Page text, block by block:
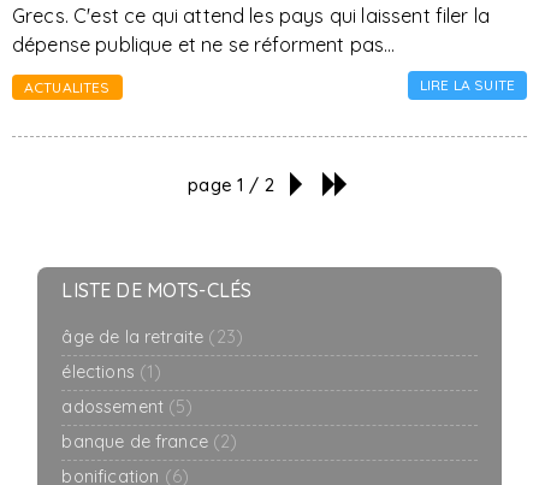
Grecs. C'est ce qui attend les pays qui laissent filer la
dépense publique et ne se réforment pas…
ACTUALITES LIRE LA SUITE
page 1 / 2
LISTE DE MOTS-CLÉS
âge de la retraite (23)
élections (1)
adossement (5)
banque de france (2)
bonification (6)